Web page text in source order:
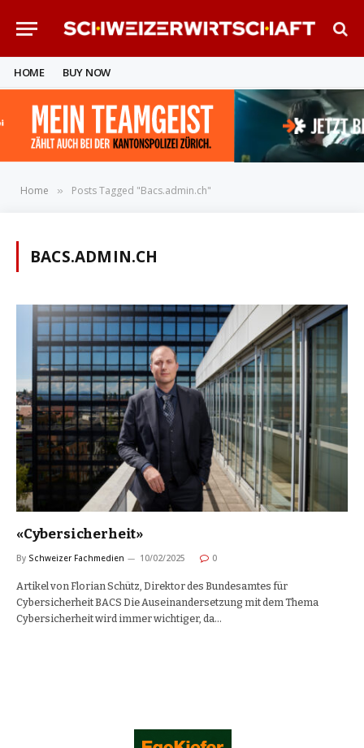
HOME BUY NOW
Home » Posts Tagged "Bacs.admin.ch"
BACS.ADMIN.CH
«Cybersicherheit»
By Schweizer Fachmedien 10/02/2025 0
Artikel von Florian Schütz, Direktor des Bundesamtes für
Cybersicherheit BACS Die Auseinandersetzung mit dem Thema
Cybersicherheit wird immer wichtiger, da…